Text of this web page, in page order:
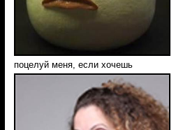
поцелуй меня, если хочешь